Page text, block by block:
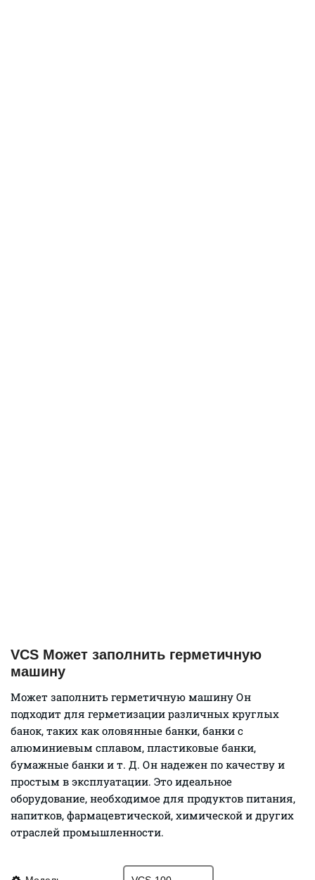
VCS Может заполнить герметичную
машину
Может заполнить герметичную машину Он
подходит для герметизации различных круглых
банок, таких как оловянные банки, банки с
алюминиевым сплавом, пластиковые банки,
бумажные банки и т. Д. Он надежен по качеству и
простым в эксплуатации. Это идеальное
оборудование, необходимое для продуктов питания,
напитков, фармацевтической, химической и других
отраслей промышленности.